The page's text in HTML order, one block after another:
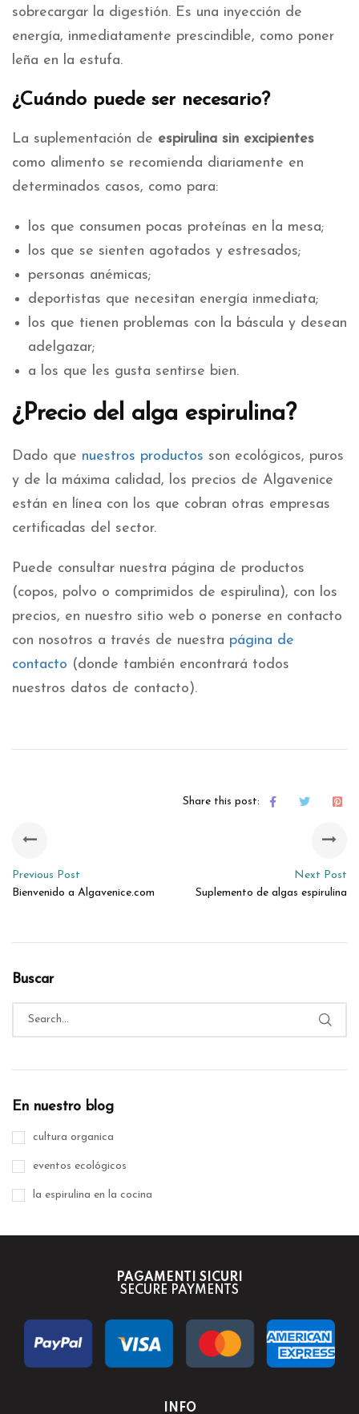
sobrecargar la digestión. Es una inyección de
energía, inmediatamente prescindible, como poner
leña en la estufa.
¿Cuándo puede ser necesario?
La suplementación de espirulina sin excipientes
como alimento se recomienda diariamente en
determinados casos, como para:
los que consumen pocas proteínas en la mesa;
los que se sienten agotados y estresados;
personas anémicas;
deportistas que necesitan energía inmediata;
los que tienen problemas con la báscula y desean
adelgazar;
a los que les gusta sentirse bien.
¿Precio del alga espirulina?
Dado que nuestros productos son ecológicos, puros
y de la máxima calidad, los precios de Algavenice
están en línea con los que cobran otras empresas
certificadas del sector.
Puede consultar nuestra página de productos
(copos, polvo o comprimidos de espirulina), con los
precios, en nuestro sitio web o ponerse en contacto
con nosotros a través de nuestra página de
contacto (donde también encontrará todos
nuestros datos de contacto).
Share this post:
Previous Post
Bienvenido a Algavenice.com
Next Post
Suplemento de algas espirulina
Buscar
En nuestro blog
cultura organica
eventos ecológicos
la espirulina en la cocina
PAGAMENTI SICURI
SECURE PAYMENTS
INFO